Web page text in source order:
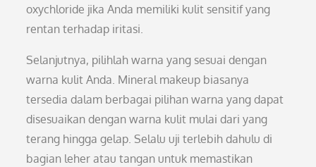
oxychloride jika Anda memiliki kulit sensitif yang
rentan terhadap iritasi.
Selanjutnya, pilihlah warna yang sesuai dengan
warna kulit Anda. Mineral makeup biasanya
tersedia dalam berbagai pilihan warna yang dapat
disesuaikan dengan warna kulit mulai dari yang
terang hingga gelap. Selalu uji terlebih dahulu di
bagian leher atau tangan untuk memastikan